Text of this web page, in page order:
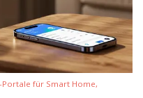
für Smart Home,